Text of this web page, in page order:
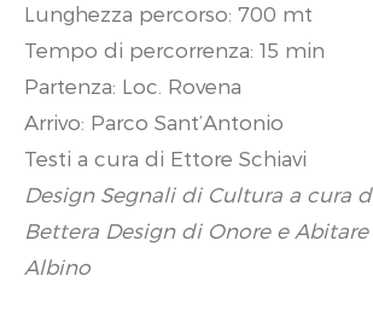
Lunghezza percorso: 700 mt
Tempo di percorrenza: 15 min
Partenza: Loc. Rovena
Arrivo: Parco Sant’Antonio
Testi a cura di Ettore Schiavi
Design Segnali di Cultura a cura
Bettera Design di Onore e
Albino